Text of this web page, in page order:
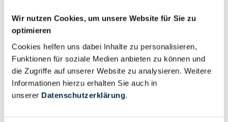
Wir nutzen Cookies, um unsere Website für Sie zu
optimieren
Cookies helfen uns dabei Inhalte zu personalisieren,
Funktionen für soziale Medien anbieten zu können und
die Zugriffe auf unserer Website zu analysieren. Weitere
Informationen hierzu erhalten Sie auch in
unserer Datenschutzerklärung.
Wirtschaftlich
Berechtigter
Vollständiges
anfragen
Eigentums- und Kontrollstruktur